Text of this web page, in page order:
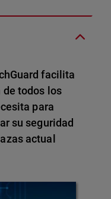
facilita
de todos los
para
su seguridad
actual